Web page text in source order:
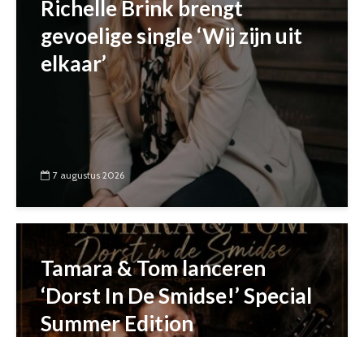
Richelle Brink brengt
gevoelige single ‘Wij zijn uit
elkaar’
7 augustus 2026
Tamara & Tom lanceren
‘Dorst In De Smidse!’ Special
Summer Edition